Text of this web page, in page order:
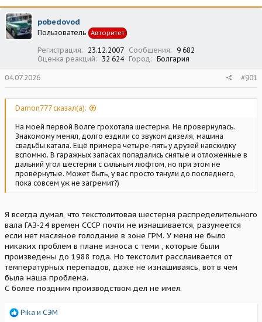
о
р
т
е
а
а
ч
л
а
pobedovod
Пользователь Авторитет
Регистрация 23.12.2007 Сообщения
9 682
Оценка реакций
32 624 Город Болгария
04.07.2026 #901
Damon777 сказал(а):
На моей первой Волге грохотала шестерня. Не провернулась.
Знакомому менял, долго ездили со звуком дизеля, машина
свадьбы катала. Ещё примера четыре-пять у друзей навскидку
вспомню. В гаражных запасах попадались снятые и отложенные в
дальний угол шестерни с сильным люфтом, но при этом не
провёрнутые. Может быть, у вас просто тянули до последнего,
пока совсем уж не загремит?)
Я всегда думал, что текстолитовая шестерня распределительного
вала ГАЗ-24 времен СССР почти не изнашивается, разумеется
если нет масляное голодание в зоне ГРМ. У меня не было
никаких проблем в плане износа с теми , которые были
произведены до 1988 года. Но текстолит расслаивается от
температурных перепадов, даже не изнашиваясь, вот в чем
была наша проблема.
С более поздним производством дел не имел.
Р
Pika и СЭМ